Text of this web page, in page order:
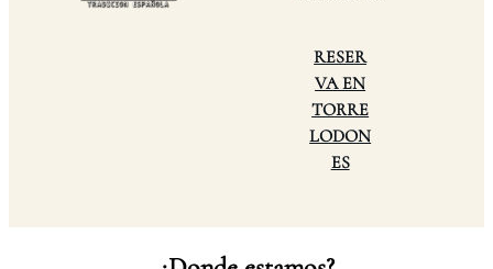
RESER
VA EN
TORRE
LODON
ES